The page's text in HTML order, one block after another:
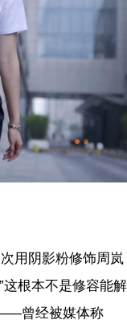
用阴影粉修饰周岚
根本不是修容能解
曾经被媒体称